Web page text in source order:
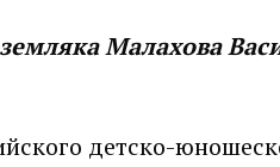
Малахова
детско-